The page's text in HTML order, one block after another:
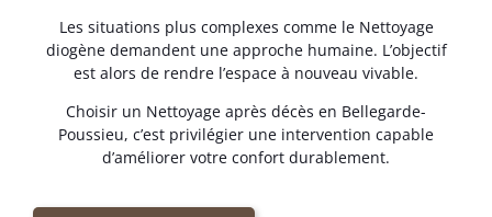
Les situations plus complexes comme le Nettoyage
diogène demandent une approche humaine. L’objectif
est alors de rendre l’espace à nouveau vivable.
Choisir un Nettoyage après décès en Bellegarde-
Poussieu, c’est privilégier une intervention capable
d’améliorer votre confort durablement.